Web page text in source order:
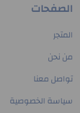
الصفحات
المتجر
من نحن
تواصل معنا
سياسة الخصوصية